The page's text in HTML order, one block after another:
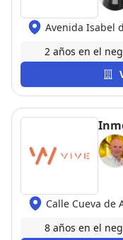
Avenida Isabel
2 años en el
Calle Cueva de
8 años en el